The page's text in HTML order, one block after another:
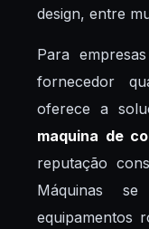
design, entre
Para
fornecedor
oferece a
maquina de
reputação
Máquinas
equipamentos